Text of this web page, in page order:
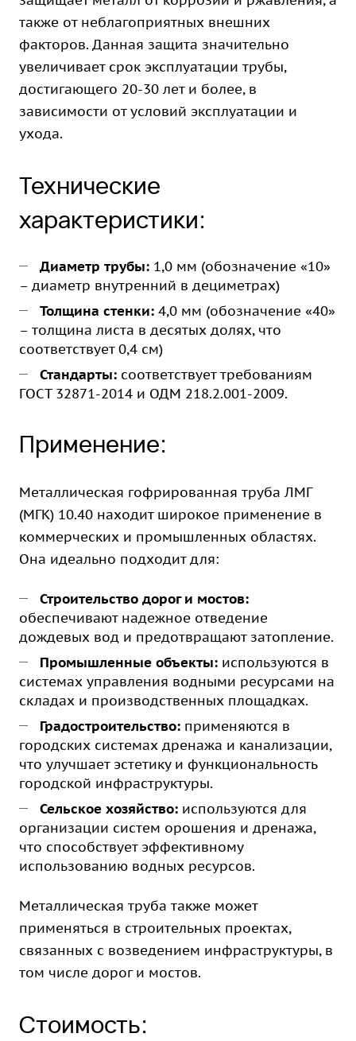
также от неблагоприятных внешних
факторов. Данная защита значительно
увеличивает срок эксплуатации трубы,
достигающего 20-30 лет и более, в
зависимости от условий эксплуатации и
ухода.
Технические
характеристики:
Диаметр трубы: 1,0 мм (обозначение «10»
– диаметр внутренний в дециметрах)
Толщина стенки: 4,0 мм (обозначение «40»
– толщина листа в десятых долях, что
соответствует 0,4 см)
Стандарты: соответствует требованиям
ГОСТ 32871-2014 и ОДМ 218.2.001-2009.
Применение:
Металлическая гофрированная труба ЛМГ
(МГК) 10.40 находит широкое применение в
коммерческих и промышленных областях.
Она идеально подходит для:
Строительство дорог и мостов:
обеспечивают надежное отведение
дождевых вод и предотвращают затопление.
Промышленные объекты: используются в
системах управления водными ресурсами на
складах и производственных площадках.
Градостроительство: применяются в
городских системах дренажа и канализации,
что улучшает эстетику и функциональность
городской инфраструктуры.
Сельское хозяйство: используются для
организации систем орошения и дренажа,
что способствует эффективному
использованию водных ресурсов.
Металлическая труба также может
применяться в строительных проектах,
связанных с возведением инфраструктуры, в
том числе дорог и мостов.
Стоимость: